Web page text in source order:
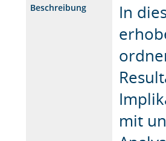
Beschreibung
In
mit